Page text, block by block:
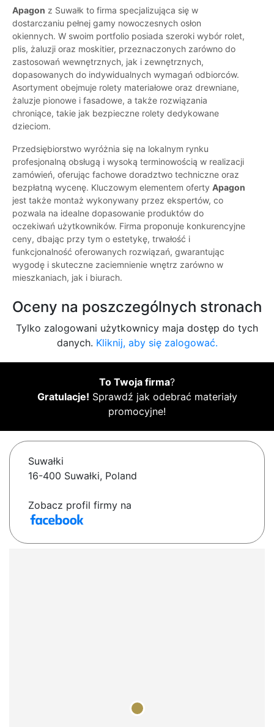
Apagon z Suwałk to firma specjalizująca się w
dostarczaniu pełnej gamy nowoczesnych osłon
okiennych. W swoim portfolio posiada szeroki wybór rolet,
plis, żaluzji oraz moskitier, przeznaczonych zarówno do
zastosowań wewnętrznych, jak i zewnętrznych,
dopasowanych do indywidualnych wymagań odbiorców.
Asortyment obejmuje rolety materiałowe oraz drewniane,
żaluzje pionowe i fasadowe, a także rozwiązania
chroniące, takie jak bezpieczne rolety dedykowane
dzieciom.
Przedsiębiorstwo wyróżnia się na lokalnym rynku
profesjonalną obsługą i wysoką terminowością w realizacji
zamówień, oferując fachowe doradztwo techniczne oraz
bezpłatną wycenę. Kluczowym elementem oferty Apagon
jest także montaż wykonywany przez ekspertów, co
pozwala na idealne dopasowanie produktów do
oczekiwań użytkowników. Firma proponuje konkurencyjne
ceny, dbając przy tym o estetykę, trwałość i
funkcjonalność oferowanych rozwiązań, gwarantując
wygodę i skuteczne zaciemnienie wnętrz zarówno w
mieszkaniach, jak i biurach.
Oceny na poszczególnych stronach
Tylko zalogowani użytkownicy maja dostęp do tych
danych. Kliknij, aby się zalogować.
To Twoja firma?
Gratulacje! Sprawdź jak odebrać materiały
promocyjne!
Suwałki
16-400 Suwałki, Poland
Zobacz profil firmy na